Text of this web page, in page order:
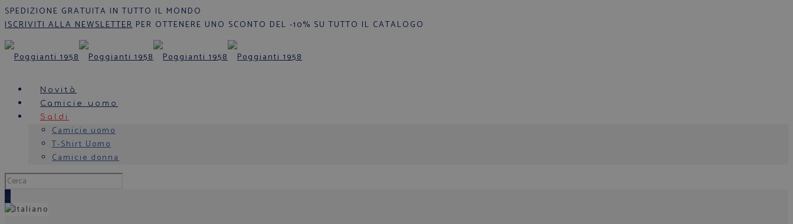
SPEDIZIONE GRATUITA IN TUTTO IL MONDO
ISCRIVITI ALLA NEWSLETTER PER OTTENERE UNO SCONTO DEL -10% SU TUTTO IL CATALOGO
Novità
Camicie uomo
Saldi
Camicie uomo
T-Shirt Uomo
Camicie donna
0